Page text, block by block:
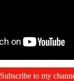
Subscribe to my